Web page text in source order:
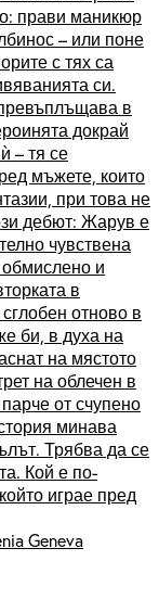
прави маникюр
– или поне
с тях са
си.
в
докрай
– тя се
мъжете, които
при това не
дебют: Жарув е
чувствена
обмислено и
в
отново в
би, в духа на
на мястото
на облечен в
от счупено
минава
Трябва да се
Кой е по-
играе пред
Geneva